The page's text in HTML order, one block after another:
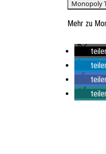
Mehr zu